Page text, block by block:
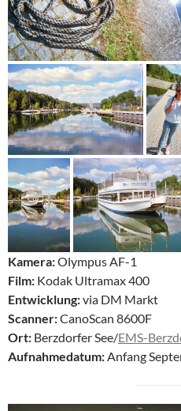
Kamera:Olympus AF-1
Film: Kodak Ultramax 400
Entwicklung:via DM Markt
Scanner:CanoScan 8600F
Ort: Berzdorfer See/EMS-
Aufnahmedatum:Anfang